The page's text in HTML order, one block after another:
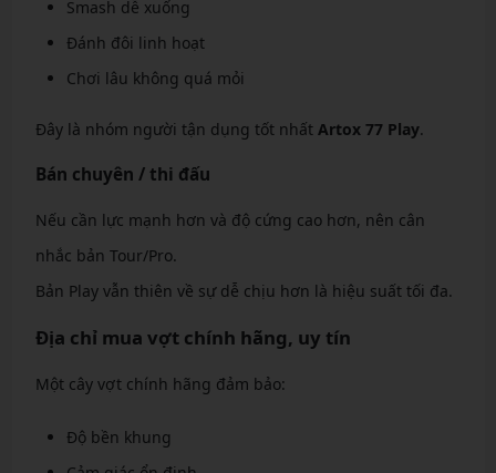
Smash dễ xuống
Đánh đôi linh hoạt
Chơi lâu không quá mỏi
Đây là nhóm người tận dụng tốt nhất Artox 77 Play.
Bán chuyên / thi đấu
Nếu cần lực mạnh hơn và độ cứng cao hơn, nên cân
nhắc bản Tour/Pro.
Bản Play vẫn thiên về sự dễ chịu hơn là hiệu suất tối đa.
Địa chỉ mua vợt chính hãng, uy tín
Một cây vợt chính hãng đảm bảo:
Độ bền khung